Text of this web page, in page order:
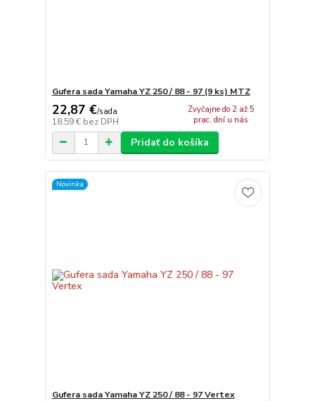
Gufera sada Yamaha YZ 250 / 88 - 97 (9 ks) MTZ
22,87 €/sada
18,59 € bez DPH
Zvyčajne do 2 až 5
prac. dní u nás
Pridať do košíka
Novinka
Gufera sada Yamaha YZ 250 / 88 - 97 Vertex